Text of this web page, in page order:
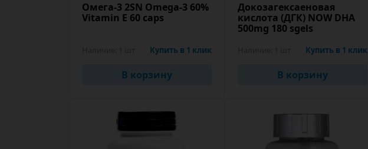
Омега-3 2SN Omega-3 60%
Vitamin E 60 caps
Купить в 1 клик
В корзину
Докозагексаеновая
кислота (ДГК) NOW DHA
500mg 180 sgels
Купить в 1 клик
В корзину